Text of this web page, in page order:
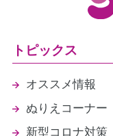
トピックス
オススメ情報
ぬりえコーナー
新型コロナ対策